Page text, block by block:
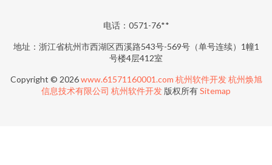
电话：0571-76**
地址：浙江省杭州市西湖区西溪路543号-569号（单号连续）1幢1
号楼4层412室
Copyright © 2026www.61571160001.com 杭州软件开发 杭州焕旭
信息技术有限公司 杭州软件开发 版权所有Sitemap